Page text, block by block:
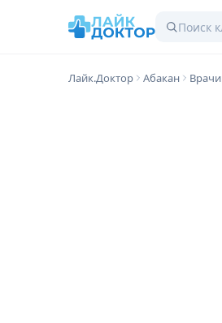
Лайк.Доктор Абакан Врачи